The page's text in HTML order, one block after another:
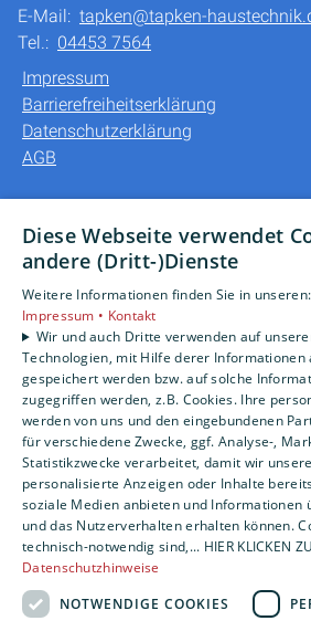
E-Mail: tapken@tapken-
Tel.: 04453 7564
Impressum
Barrierefreiheitserklärung
Datenschutzerklärung
AGB
Privatkunden
Gewerbekunden
Karriere
Unternehmen
Kontakt
Diese Webseite verwendet
andere (Dritt-)Dienste
Weitere Informationen finden Sie in unseren:
Impressum • Kontakt
Wir und auch Dritte verwenden auf
Technologien, mit Hilfe derer Informationen
gespeichert werden bzw. auf solche
zugegriffen werden, z.B. Cookies. Ihre
werden von uns und den eingebundenen
für verschiedene Zwecke, ggf. Analyse-,
Statistikzwecke verarbeitet, damit wir
personalisierte Anzeigen oder Inhalte
soziale Medien anbieten und Informationen
und das Nutzerverhalten erhalten können.
technisch-notwendig sind,... HIER KLICKEN
Datenschutzhinweise
NOTWENDIGE COOKIES